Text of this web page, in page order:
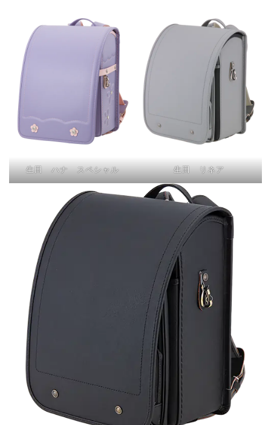
生田 ハナ スペシャル 生田 リネア